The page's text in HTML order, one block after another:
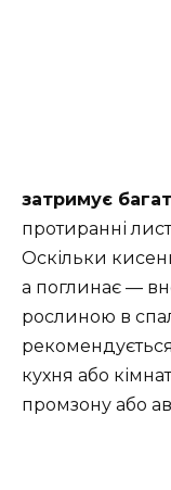
затримує
протиранні
Оскільки
а поглинає —
рослиною в
кухня або
промзону або